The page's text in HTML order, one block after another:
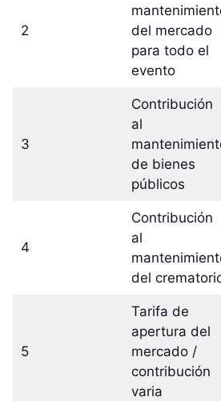
2
del mercado
para todo el
evento
3
Contribución
al
de bienes
públicos
4
Contribución
al
del
5
Tarifa de
apertura del
mercado /
contribución
varia